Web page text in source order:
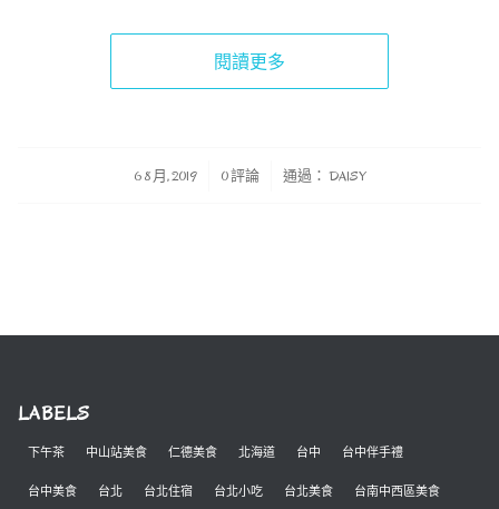
閱讀更多
6 8 月, 2019
/ 0 評論 通過： DAISY
LABELS
下午茶 中山站美食 仁德美食 北海道 台中 台中伴手禮
台中美食 台北 台北住宿 台北小吃 台北美食 台南中西區美食